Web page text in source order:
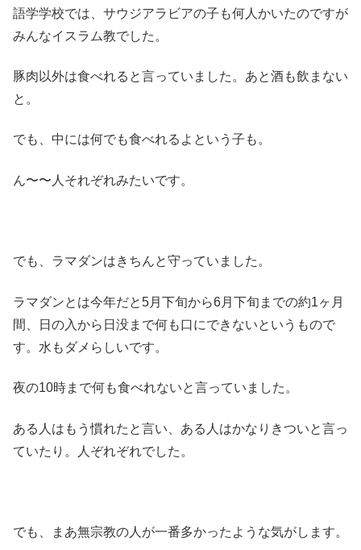
語学学校では、サウジアラビアの子も何人かいたのですが
みんなイスラム教でした。
豚肉以外は食べれると言っていました。あと酒も飲まない
と。
でも、中には何でも食べれるよという子も。
ん〜〜人それぞれみたいです。
でも、ラマダンはきちんと守っていました。
ラマダンとは今年だと5月下旬から6月下旬までの約1ヶ月
間、日の入から日没まで何も口にできないというもので
す。水もダメらしいです。
夜の10時まで何も食べれないと言っていました。
ある人はもう慣れたと言い、ある人はかなりきついと言っ
ていたり。人ぞれぞれでした。
でも、まあ無宗教の人が一番多かったような気がします。